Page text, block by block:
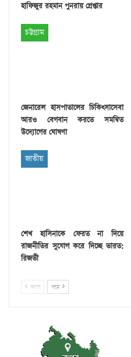
হাফিজুর রহমান পুনরায় গ্রেপ্তার
চট্টগ্রাম
জেনারেল হাসপাতালের চিকিৎসাসেবা
আরও বেগবান করতে সমন্বিত
উদ্যোগের ঘোষণা
জাতীয়
শেখ হাসিনাকে ফেরত না দিয়ে
রাজনীতির সুযোগ করে দিচ্ছে ভারত:
রিজভী
আগে পরে